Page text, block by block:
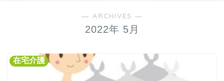
― ARCHIVES ―
2022年 5月
在宅介護